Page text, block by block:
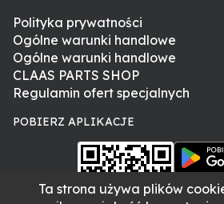
Ta strona używa plików
Polityka prywatności
Ogólne warunki handlowe
Ogólne warunki handlowe
CLAAS PARTS SHOP
Regulamin ofert specjalnych
POBIERZ APLIKACJE